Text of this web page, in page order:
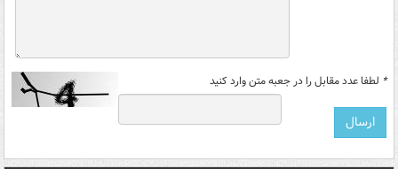
* لطفا عدد مقابل را در جعبه متن وارد کنید